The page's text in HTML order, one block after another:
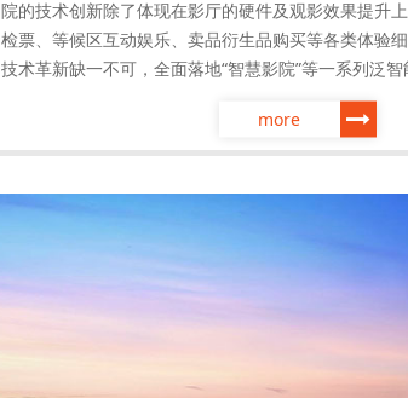
院的技术创新除了体现在影厅的硬件及观影效果提升
检票、等候区互动娱乐、卖品衍生品购买等各类体验
技术革新缺一不可，全面落地“智慧影院”等一系列泛
more